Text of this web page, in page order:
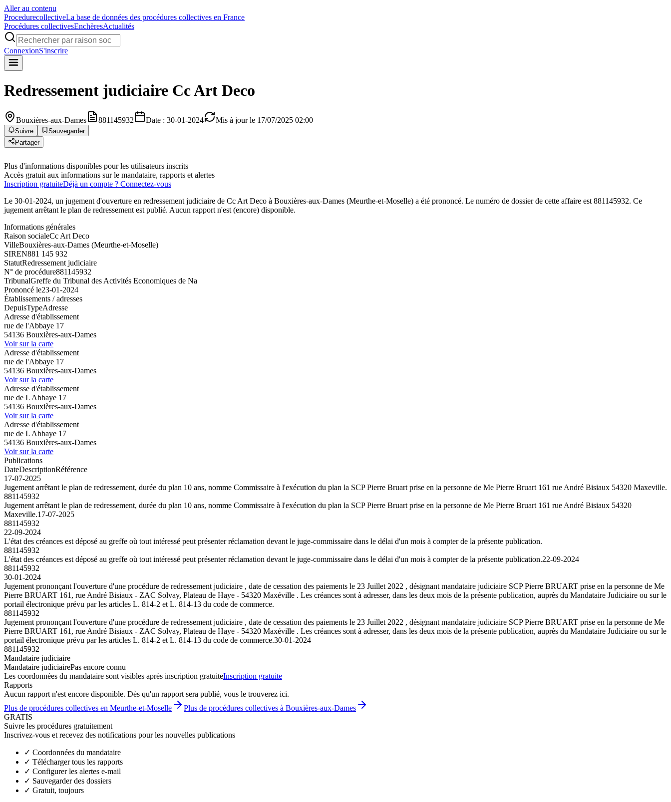
Aller au contenu
ProcedurecollectiveLa base de données des procédures collectives en France
Procédures collectivesEnchèresActualités
ConnexionS'inscrire
Redressement judiciaire Cc Art Deco
Bouxières-aux-Dames 881145932 Date : 30-01-2024 Mis à jour le 17/07/2025 02:00
Suivre
Sauvegarder
Partager
Plus d'informations disponibles pour les utilisateurs inscrits
Accès gratuit aux informations sur le mandataire, rapports et alertes
Inscription gratuiteDéjà un compte ? Connectez-vous
Le 30-01-2024, un jugement d'ouverture en redressement judiciaire de Cc Art Deco à Bouxières-aux-Dames (Meurthe-et-Moselle) a été prononcé. Le numéro de dossier de cette affaire est 881145932. Ce
jugement arrêtant le plan de redressement est publié. Aucun rapport n'est (encore) disponible.
Informations générales
Raison socialeCc Art Deco
VilleBouxières-aux-Dames (Meurthe-et-Moselle)
SIREN881 145 932
StatutRedressement judiciaire
N° de procédure881145932
TribunalGreffe du Tribunal des Activités Economiques de Na
Prononcé le23-01-2024
Établissements / adresses
DepuisTypeAdresse
Adresse d'établissement
rue de l'Abbaye 17
54136 Bouxières-aux-Dames
Voir sur la carte
Adresse d'établissement
rue de l'Abbaye 17
54136 Bouxières-aux-Dames
Voir sur la carte
Adresse d'établissement
rue de L Abbaye 17
54136 Bouxières-aux-Dames
Voir sur la carte
Adresse d'établissement
rue de L Abbaye 17
54136 Bouxières-aux-Dames
Voir sur la carte
Publications
DateDescriptionRéférence
17-07-2025
Jugement arrêtant le plan de redressement, durée du plan 10 ans, nomme Commissaire à l'exécution du plan la SCP Pierre Bruart prise en la personne de Me Pierre Bruart 161 rue André Bisiaux 54320 Maxeville.
881145932
Jugement arrêtant le plan de redressement, durée du plan 10 ans, nomme Commissaire à l'exécution du plan la SCP Pierre Bruart prise en la personne de Me Pierre Bruart 161 rue André Bisiaux 54320
Maxeville.17-07-2025
881145932
22-09-2024
L'état des créances est déposé au greffe où tout intéressé peut présenter réclamation devant le juge-commissaire dans le délai d'un mois à compter de la présente publication.
881145932
L'état des créances est déposé au greffe où tout intéressé peut présenter réclamation devant le juge-commissaire dans le délai d'un mois à compter de la présente publication.22-09-2024
881145932
30-01-2024
Jugement prononçant l'ouverture d'une procédure de redressement judiciaire , date de cessation des paiements le 23 Juillet 2022 , désignant mandataire judiciaire SCP Pierre BRUART prise en la personne de Me
Pierre BRUART 161, rue André Bisiaux - ZAC Solvay, Plateau de Haye - 54320 Maxéville . Les créances sont à adresser, dans les deux mois de la présente publication, auprès du Mandataire Judiciaire ou sur le
portail électronique prévu par les articles L. 814-2 et L. 814-13 du code de commerce.
881145932
Jugement prononçant l'ouverture d'une procédure de redressement judiciaire , date de cessation des paiements le 23 Juillet 2022 , désignant mandataire judiciaire SCP Pierre BRUART prise en la personne de Me
Pierre BRUART 161, rue André Bisiaux - ZAC Solvay, Plateau de Haye - 54320 Maxéville . Les créances sont à adresser, dans les deux mois de la présente publication, auprès du Mandataire Judiciaire ou sur le
portail électronique prévu par les articles L. 814-2 et L. 814-13 du code de commerce.30-01-2024
881145932
Mandataire judiciaire
Mandataire judiciairePas encore connu
Les coordonnées du mandataire sont visibles après inscription gratuiteInscription gratuite
Rapports
Aucun rapport n'est encore disponible. Dès qu'un rapport sera publié, vous le trouverez ici.
Plus de procédures collectives en Meurthe-et-Moselle
Plus de procédures collectives à Bouxières-aux-Dames
GRATIS
Suivre les procédures gratuitement
Inscrivez-vous et recevez des notifications pour les nouvelles publications
✓ Coordonnées du mandataire
✓ Télécharger tous les rapports
✓ Configurer les alertes e-mail
✓ Sauvegarder des dossiers
✓ Gratuit, toujours